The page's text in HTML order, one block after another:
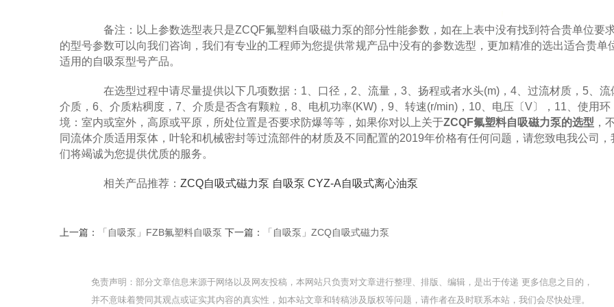
备注：以上参数选型表只是ZCQF氟塑料自吸磁力泵的部分性能参数，如在上表中没有找到符合贵单位要
的型号参数可以向我们咨询，我们有专业的工程师为您提供常规产品中没有的参数选型，更加精准的选出适合贵单
适用的自吸泵型号产品。
在选型过程中请尽量提供以下几项数据：1、口径，2、流量，3、扬程或者水头(m)，4、过流材质，5、流
介质，6、介质粘稠度，7、介质是否含有颗粒，8、电机功率(KW)，9、转速(r/min)，10、电压〔V〕，11、使用环
境：室内或室外，高原或平原，所处位置是否要求防爆等等，如果你对以上关于ZCQF氟塑料自吸磁力泵的选型 ，
同流体介质适用泵体，叶轮和机械密封等过流部件的材质及不同配置的2019年价格有任何问题，请您致电我公司，
们将竭诚为您提供优质的服务。
相关产品推荐： ZCQ自吸式磁力泵 自吸泵 CYZ-A自吸式离心油泵
上一篇： 「自吸泵」FZB氟塑料自吸泵 下一篇： 「自吸泵」ZCQ自吸式磁力泵
免责声明：部分文章信息来源于网络以及网友投稿，本网站只负责对文章进行整理、排版、编辑，是出于传递 更多信息之目的，
并不意味着赞同其观点或证实其内容的真实性，如本站文章和转稿涉及版权等问题，请作者在及时联系本站，我们会尽快处理。